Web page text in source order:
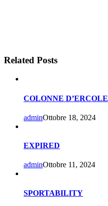
Related Posts
COLONNE D’ERCOLE
adminOttobre 18, 2024
EXPIRED
adminOttobre 11, 2024
SPORTABILITY